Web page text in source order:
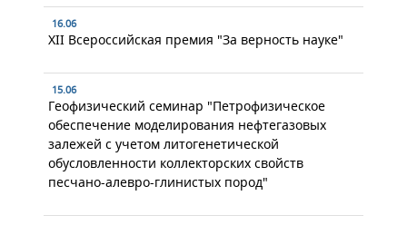
16.06
XII Всероссийская премия "За верность науке"
15.06
Геофизический семинар "Петрофизическое
обеспечение моделирования нефтегазовых
залежей с учетом литогенетической
обусловленности коллекторских свойств
песчано-алевро-глинистых пород"